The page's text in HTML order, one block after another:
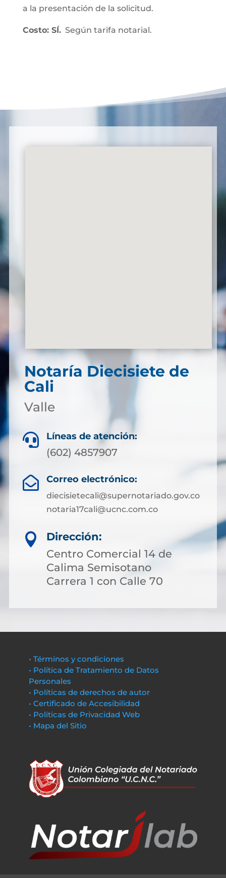
a la presentación de la solicitud.
Costo: SÍ.Según tarifa notarial.
Notaría Diecisiete de
Cali
Valle
 Líneas de atención:
(602) 4857907
 Correo electrónico:
diecisietecali@supernotariado.gov.co
notaria17cali@ucnc.com.co

Dirección:
Centro Comercial 14 de
Calima Semisotano
Carrera 1 con Calle 70
• Términos y condiciones
• Política de Tratamiento de Datos
Personales
• Políticas de derechos de autor
• Certificado de Accesibilidad
• Políticas de Privacidad Web
• Mapa del Sitio